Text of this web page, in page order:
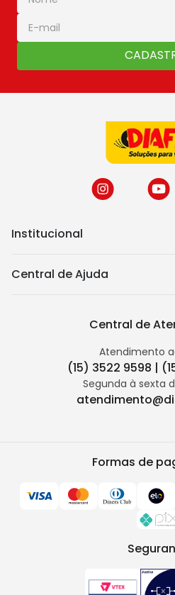
Institucional
Central de Ajuda
Central de
Atendimento
(15) 3522 9598 |
Segunda à sexta
Formas de